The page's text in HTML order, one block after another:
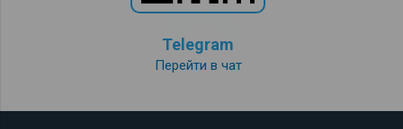
Telegram
Перейти в чат